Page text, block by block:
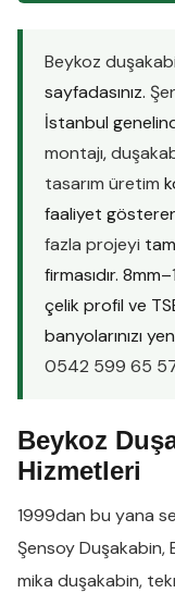
Beykoz
sayfadasınız.
İstanbul
montajı,
tasarım üretim
faaliyet
fazla projeyi
firmasıdır.
çelik profil ve
banyolarınızı
0542 599 65
Beykoz
Hizmetleri
1999dan bu yana
Şensoy Duşakabin,
mika duşakabin,